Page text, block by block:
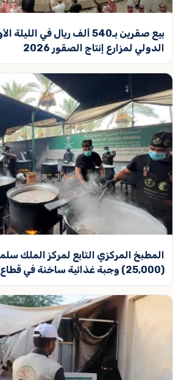
بيع صقرين بـ540 ألف ريال في
الدولي لمزارع إنتاج الصقور 2026
المطبخ المركزي التابع لمركز الملك
(25,000) وجبة غذائية ساخنة في قطاع غزة